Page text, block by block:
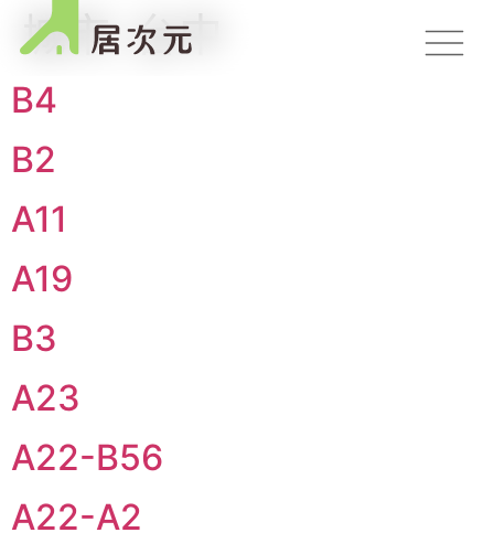
城市:台中
B4
B2
A11
A19
B3
A23
A22-B56
A22-A2